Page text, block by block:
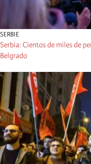
SERBIE
Serbia: Cientos de miles de
Belgrado